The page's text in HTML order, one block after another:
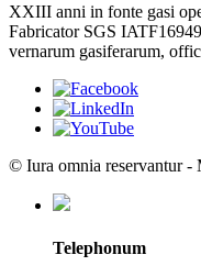
XXIII anni in fonte gasi
Fabricator SGS
vernarum gasiferarum,
© Iura omnia reservantur
Telephonum